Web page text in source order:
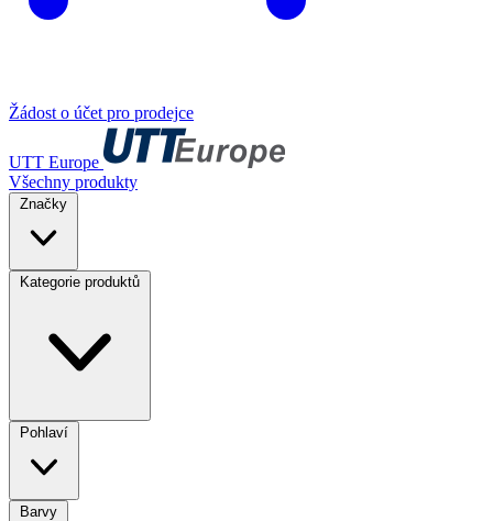
Žádost o účet pro prodejce
UTT Europe
Všechny produkty
Značky
Kategorie produktů
Pohlaví
Barvy